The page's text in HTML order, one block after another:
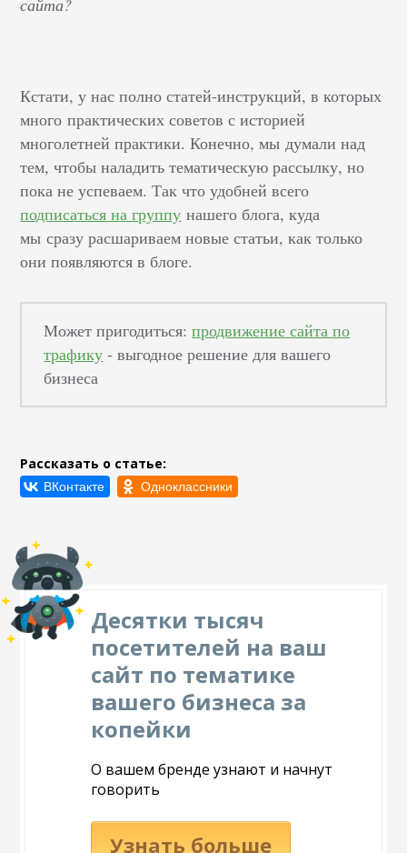
сайта?
Кстати, у нас полно статей-инструкций, в которых
много практических советов с историей
многолетней практики. Конечно, мы думали над
тем, чтобы наладить тематическую рассылку, но
пока не успеваем. Так что удобней всего
подписаться на группу нашего блога, куда
мы сразу расшариваем новые статьи, как только
они появляются в блоге.
Может пригодиться:продвижение сайта по
трафику - выгодное решение для вашего
бизнеса
Рассказать о статье:
Десятки тысяч
посетителей на ваш
сайт по тематике
вашего бизнеса за
копейки
О вашем бренде узнают и начнут
говорить
Узнать больше